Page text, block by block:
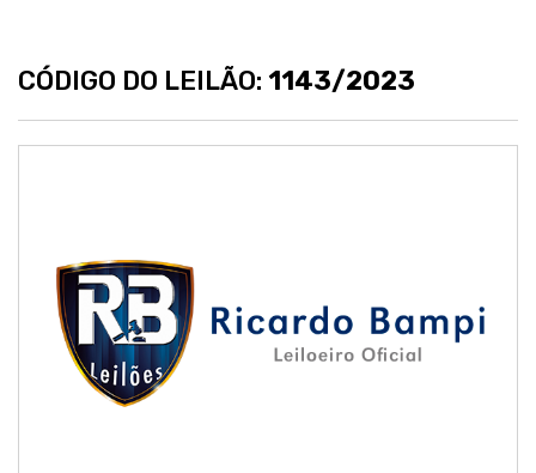
CÓDIGO DO LEILÃO: 1143/2023